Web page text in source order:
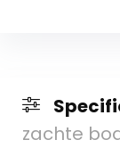
zachte